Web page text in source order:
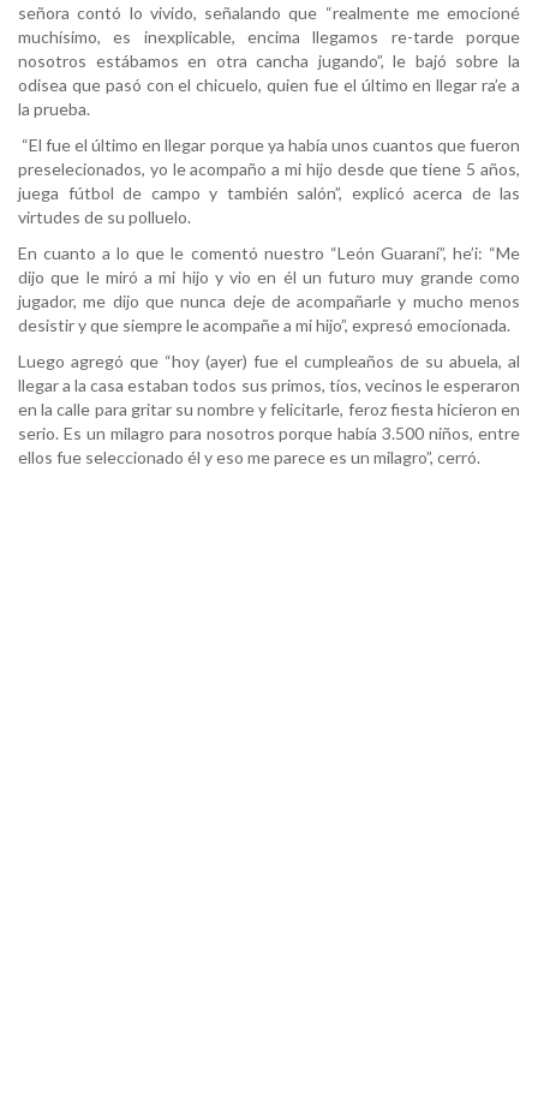
señora contó lo vivido, señalando que “realmente me emocioné
muchísimo, es inexplicable, encima llegamos re-tarde porque
nosotros estábamos en otra cancha jugando”, le bajó sobre la
odisea que pasó con el chicuelo, quien fue el último en llegar ra’e a
la prueba.
“El fue el último en llegar porque ya había unos cuantos que fueron
preselecionados, yo le acompaño a mi hijo desde que tiene 5 años,
juega fútbol de campo y también salón”, explicó acerca de las
virtudes de su polluelo.
En cuanto a lo que le comentó nuestro “León Guaraní”, he’i: “Me
dijo que le miró a mi hijo y vio en él un futuro muy grande como
jugador, me dijo que nunca deje de acompañarle y mucho menos
desistir y que siempre le acompañe a mi hijo”, expresó emocionada.
Luego agregó que “hoy (ayer) fue el cumpleaños de su abuela, al
llegar a la casa estaban todos sus primos, tíos, vecinos le esperaron
en la calle para gritar su nombre y felicitarle, feroz fiesta hicieron en
serio. Es un milagro para nosotros porque había 3.500 niños, entre
ellos fue seleccionado él y eso me parece es un milagro”, cerró.